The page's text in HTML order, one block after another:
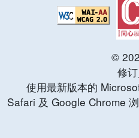
©
修
使用最新版本的
Safari 及 Google Chrome